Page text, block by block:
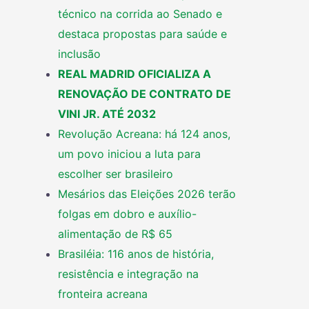
técnico na corrida ao Senado e
destaca propostas para saúde e
inclusão
REAL MADRID OFICIALIZA A
RENOVAÇÃO DE CONTRATO DE
VINI JR. ATÉ 2032
Revolução Acreana: há 124 anos,
um povo iniciou a luta para
escolher ser brasileiro
Mesários das Eleições 2026 terão
folgas em dobro e auxílio-
alimentação de R$ 65
Brasiléia: 116 anos de história,
resistência e integração na
fronteira acreana